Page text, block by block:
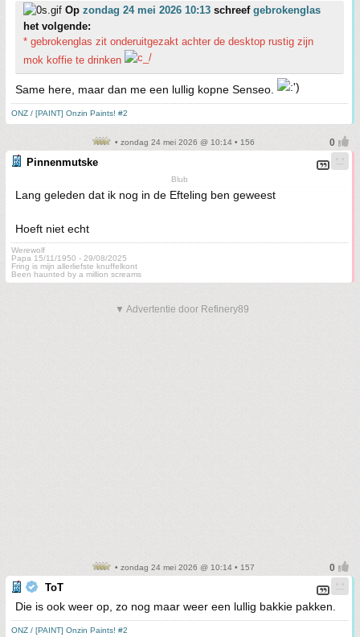
Op zondag 24 mei 2026 10:13 schreef gebrokenglas
het volgende:
* gebrokenglas zit onderuitgezakt achter de desktop rustig zijn
mok koffie te drinken
Same here, maar dan me een lullig kopne Senseo.
ONZ / [PAINT] Onzin Paints! #2
• zondag 24 mei 2026 @ 10:14 • 156
Pinnenmutske
Blub
Lang geleden dat ik nog in de Efteling ben geweest
Hoeft niet echt
Werewolf
Papa 15/11/1950 - 29/08/2025
Fring is mijn allerliefste knuffelkont
Been haunted by a million screams
▼ Advertentie door Refinery89
• zondag 24 mei 2026 @ 10:14 • 157
ToT
Die is ook weer op, zo nog maar weer een lullig bakkie pakken.
ONZ / [PAINT] Onzin Paints! #2